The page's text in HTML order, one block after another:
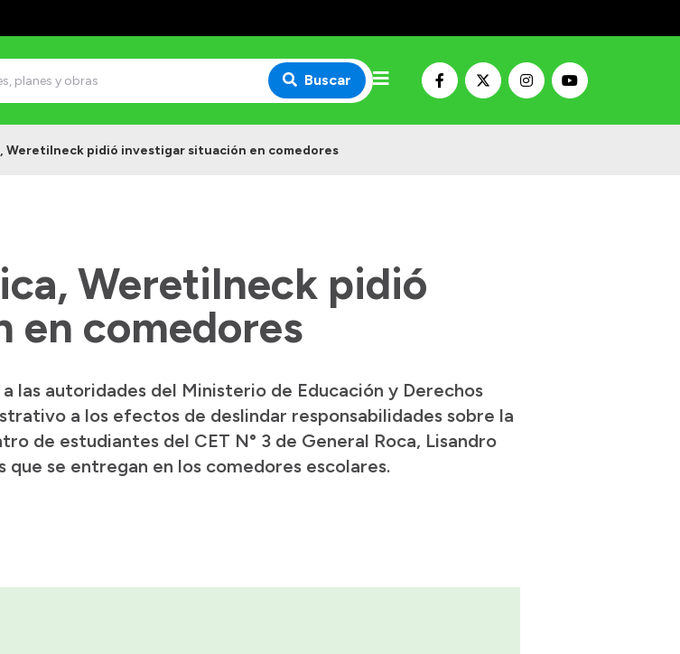
Buscar
Weretilneck pidió investigar situación en comedores
Weretilneck pidió
en comedores
las autoridades del Ministerio de Educación y Derechos
a los efectos de deslindar responsabilidades sobre la
de estudiantes del CET N° 3 de General Roca, Lisandro
se entregan en los comedores escolares.